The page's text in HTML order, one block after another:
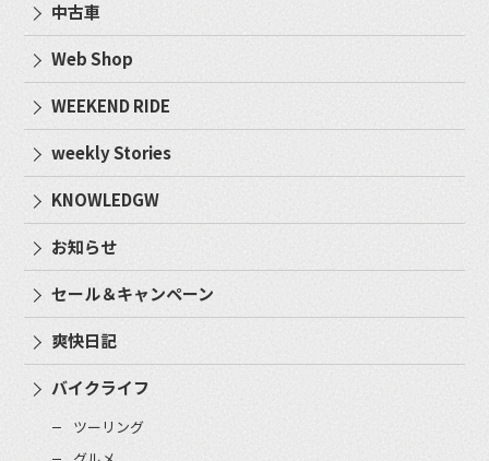
中古車
Web Shop
WEEKEND RIDE
weekly Stories
KNOWLEDGW
お知らせ
セール＆キャンペーン
爽快日記
バイクライフ
ツーリング